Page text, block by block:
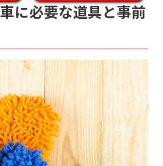
に必要な道具と事前